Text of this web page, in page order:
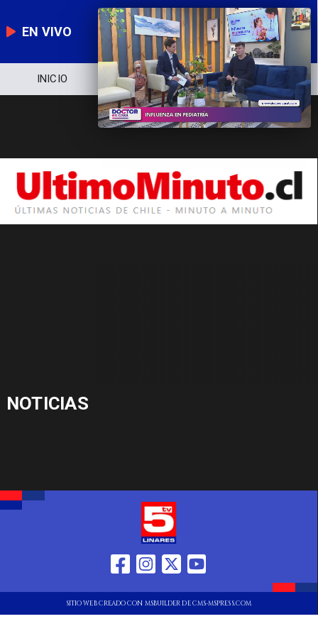
EN VIVO
INICIO NOTICIERO POLÍTICA
NOTICIAS
SITIO WEB CREADO CON MSBUILDER DE CMS-MSPRESS.COM